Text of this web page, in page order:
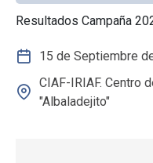
Resultados Campaña
15 de Septiembre
CIAF-IRIAF. Centro
"Albaladejito"